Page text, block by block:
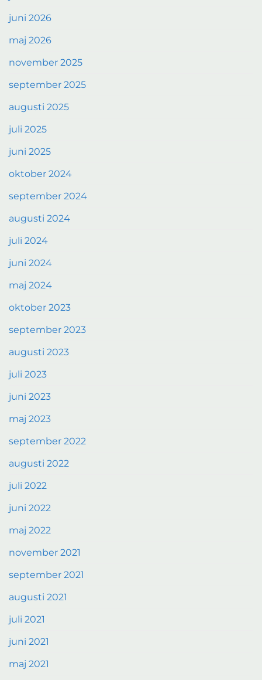
juni 2026
maj 2026
november 2025
september 2025
augusti 2025
juli 2025
juni 2025
oktober 2024
september 2024
augusti 2024
juli 2024
juni 2024
maj 2024
oktober 2023
september 2023
augusti 2023
juli 2023
juni 2023
maj 2023
september 2022
augusti 2022
juli 2022
juni 2022
maj 2022
november 2021
september 2021
augusti 2021
juli 2021
juni 2021
maj 2021